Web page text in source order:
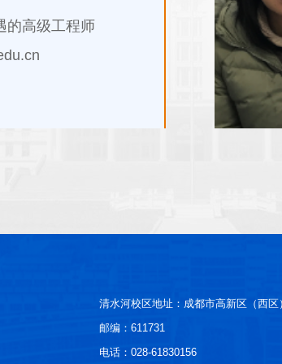
的高级工程师
清水河校区地址：成都市高新区（西
邮编：611731
电话：028-61830156